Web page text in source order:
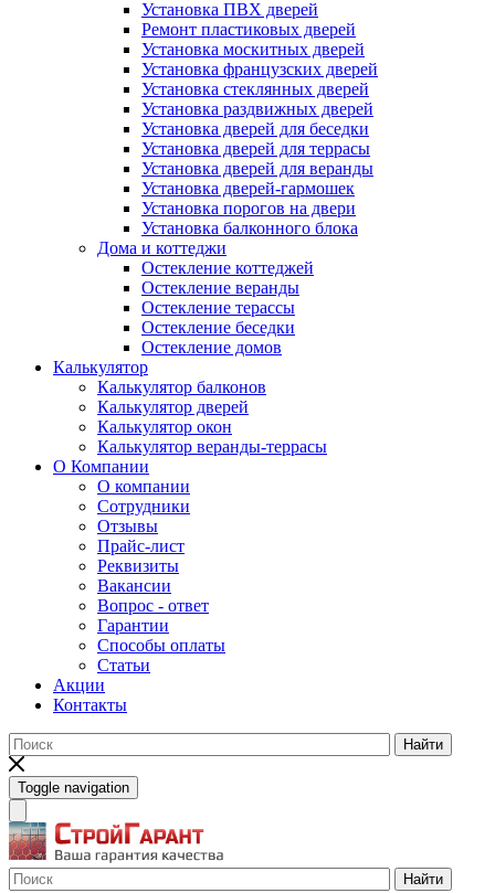
Установка ПВХ дверей
Ремонт пластиковых дверей
Установка москитных дверей
Установка французских дверей
Установка стеклянных дверей
Установка раздвижных дверей
Установка дверей для беседки
Установка дверей для террасы
Установка дверей для веранды
Установка дверей-гармошек
Установка порогов на двери
Установка балконного блока
Дома и коттеджи
Остекление коттеджей
Остекление веранды
Остекление терассы
Остекление беседки
Остекление домов
Калькулятор
Калькулятор балконов
Калькулятор дверей
Калькулятор окон
Калькулятор веранды-террасы
О Компании
О компании
Сотрудники
Отзывы
Прайс-лист
Реквизиты
Вакансии
Вопрос - ответ
Гарантии
Способы оплаты
Статьи
Акции
Контакты
Найти
Toggle navigation
Найти